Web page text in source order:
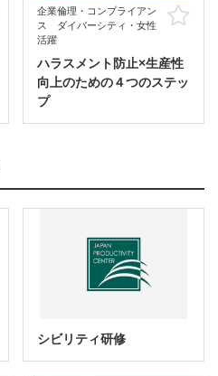
お気に入り企業倫理・コンプライアン
ス ダイバーシティ・女性
活躍
ハラスメント防止×生産性
向上のための４つのステッ
プ
シビリティ研修